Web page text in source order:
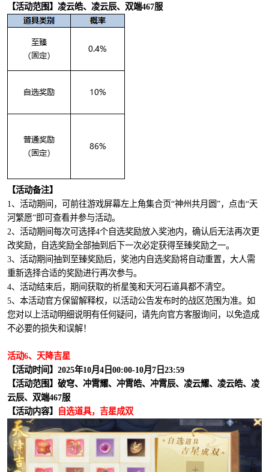
【活动范围】凌云皓、凌云辰、双端467服
【活动备注】
1、活动期间，可前往游戏屏幕左上角集合页“神州共月圆”，点击“天
河繁愿”即可查看并参与活动。
2、活动期间每次可选择4个自选奖励放入奖池内，确认后无法再次更
改奖励，自选奖励全部抽到后下一次必定获得至臻奖励之一。
3、活动期间抽到至臻奖励后，奖池内自选奖励将自动重置，大人需
重新选择合适的奖励进行再次参与。
4、活动结束后，期间获取的祈星笺和天河石道具都不清空。
5、本活动官方保留解释权，以活动公告发布时的战区范围为准。如
您对以上活动明细说明有任何疑问，请先向官方客服询问，以免造成
不必要的损失和误解！
活动6、天降吉星
【活动时间】2025年10月4日00:00-10月7日23:59
【活动范围】破穹、冲霄耀、冲霄皓、冲霄辰、凌云耀、凌云皓、凌
云辰、双端467服
【活动内容】
自选道具，吉星成双